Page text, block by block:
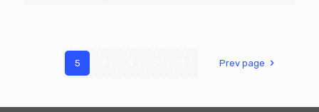
Prev page
5